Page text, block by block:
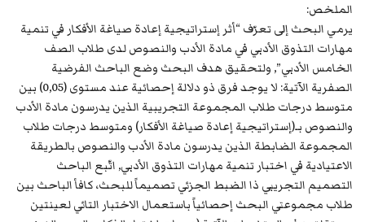
الملخص:
يرمي البحث إلى تعرّف “أثر إستراتيجية إعادة صياغة الأفكار في تنمية
مهارات التذوق الأدبي في مادة الأدب والنصوص لدى طلاب الصف
الخامس الأدبي”, ولتحقيق هدف البحث وضع الباحث الفرضية
الصفرية الآتية: لا يوجد فرق ذو دلالة إحصائية عند مستوى (0,05) بين
متوسط درجات طلاب المجموعة التجريبية الذين يدرسون مادة الأدب
والنصوص بـ(إستراتيجية إعادة صياغة الأفكار) ومتوسط درجات طلاب
المجموعة الضابطة الذين يدرسون مادة الأدب والنصوص بالطريقة
الاعتيادية في اختبار تنمية مهارات التذوق الأدبي, اتّبع الباحث
التصميم التجريبي ذا الضبط الجزئي تصميماً للبحث، كافأ الباحث بين
طلاب مجموعتي البحث إحصائياً باستعمال الاختبار التائي لعينتين